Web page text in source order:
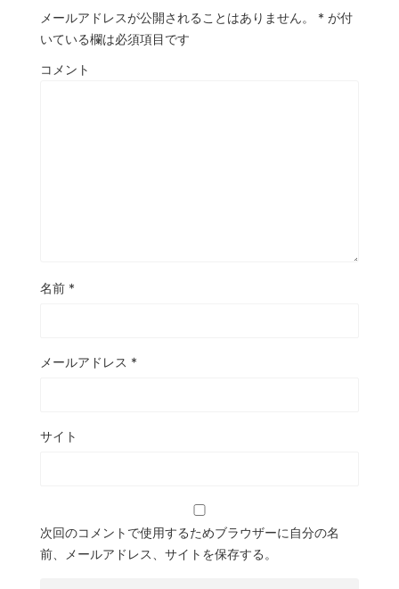
メールアドレスが公開されることはありません。 * が付
いている欄は必須項目です
コメント
名前 *
メールアドレス *
サイト
次回のコメントで使用するためブラウザーに自分の名
前、メールアドレス、サイトを保存する。